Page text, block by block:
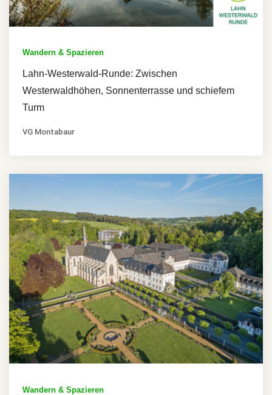
Wandern & Spazieren
Lahn-Westerwald-Runde: Zwischen
Westerwaldhöhen, Sonnenterrasse und schiefem
Turm
VG Montabaur
Wandern & Spazieren